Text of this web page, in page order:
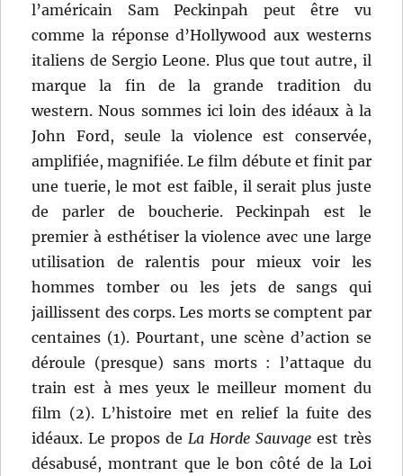
l’américain Sam Peckinpah peut être vu
comme la réponse d’Hollywood aux westerns
italiens de Sergio Leone. Plus que tout autre, il
marque la fin de la grande tradition du
western. Nous sommes ici loin des idéaux à la
John Ford, seule la violence est conservée,
amplifiée, magnifiée. Le film débute et finit par
une tuerie, le mot est faible, il serait plus juste
de parler de boucherie. Peckinpah est le
premier à esthétiser la violence avec une large
utilisation de ralentis pour mieux voir les
hommes tomber ou les jets de sangs qui
jaillissent des corps. Les morts se comptent par
centaines (1). Pourtant, une scène d’action se
déroule (presque) sans morts : l’attaque du
train est à mes yeux le meilleur moment du
film (2). L’histoire met en relief la fuite des
idéaux. Le propos de La Horde Sauvageest très
désabusé, montrant que le bon côté de la Loi